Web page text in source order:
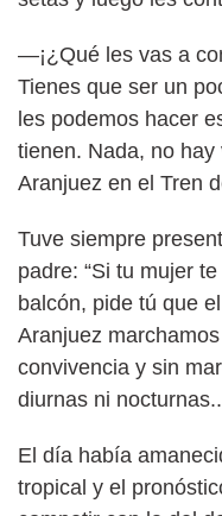
—¡¿Qué les vas a
Tienes que ser un
les podemos hacer
tienen. Nada, no
Aranjuez en el Tren
Tuve siempre
padre: “Si tu mujer
balcón, pide tú que
Aranjuez
convivencia y sin
diurnas ni
El día había
tropical y el